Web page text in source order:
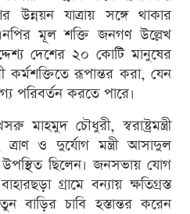
উন্নয়ন যাত্রায় সঙ্গে থাকার
মূল শক্তি জনগণ উল্লেখ
দেশের ২০ কোটি মানুষের
কর্মশক্তিতে রূপান্তর করা, যেন
পরিবর্তন করতে পারে।
মাহমুদ চৌধুরী, স্বরাষ্ট্রমন্ত্রী
ও দুর্যোগ মন্ত্রী আসাদুল
উপস্থিত ছিলেন। জনসভায় যোগ
গ্রামে বন্যায় ক্ষতিগ্রস্ত
বাড়ির চাবি হস্তান্তর করেন